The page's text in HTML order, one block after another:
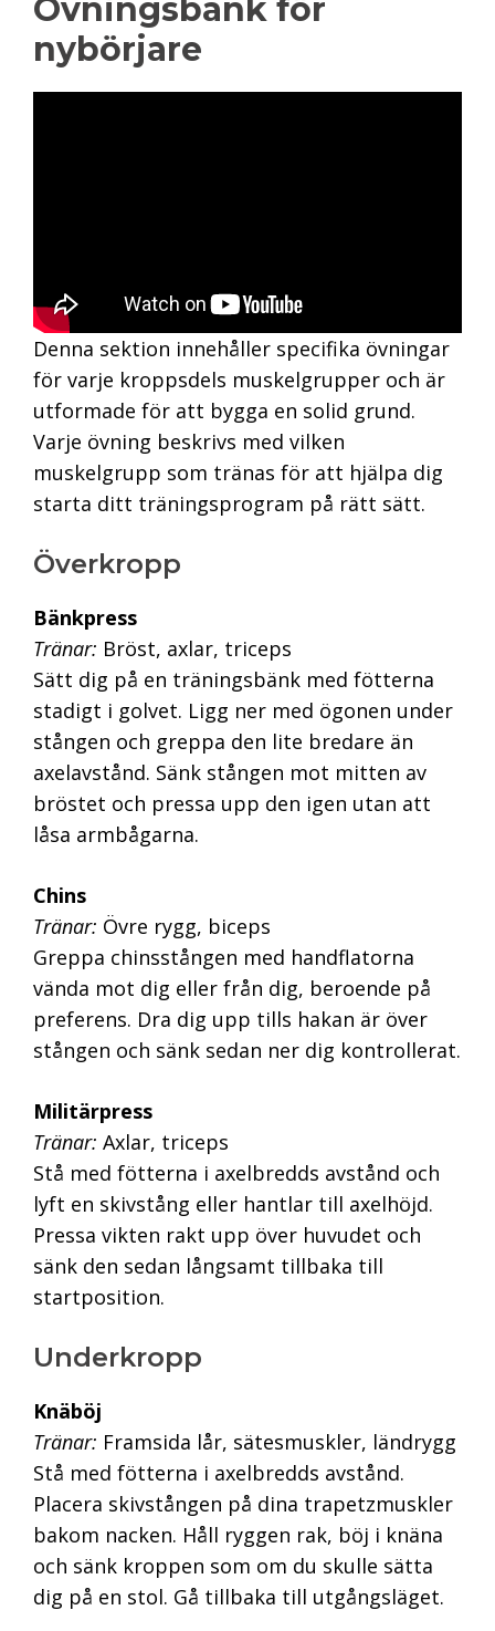
Övningsbank för
nybörjare
Denna sektion innehåller specifika övningar
för varje kroppsdels muskelgrupper och är
utformade för att bygga en solid grund.
Varje övning beskrivs med vilken
muskelgrupp som tränas för att hjälpa dig
starta ditt träningsprogram på rätt sätt.
Överkropp
Bänkpress
Tränar: Bröst, axlar, triceps
Sätt dig på en träningsbänk med fötterna
stadigt i golvet. Ligg ner med ögonen under
stången och greppa den lite bredare än
axelavstånd. Sänk stången mot mitten av
bröstet och pressa upp den igen utan att
låsa armbågarna.
Chins
Tränar: Övre rygg, biceps
Greppa chinsstången med handflatorna
vända mot dig eller från dig, beroende på
preferens. Dra dig upp tills hakan är över
stången och sänk sedan ner dig kontrollerat.
Militärpress
Tränar: Axlar, triceps
Stå med fötterna i axelbredds avstånd och
lyft en skivstång eller hantlar till axelhöjd.
Pressa vikten rakt upp över huvudet och
sänk den sedan långsamt tillbaka till
startposition.
Underkropp
Knäböj
Tränar: Framsida lår, sätesmuskler, ländrygg
Stå med fötterna i axelbredds avstånd.
Placera skivstången på dina trapetzmuskler
bakom nacken. Håll ryggen rak, böj i knäna
och sänk kroppen som om du skulle sätta
dig på en stol. Gå tillbaka till utgångsläget.